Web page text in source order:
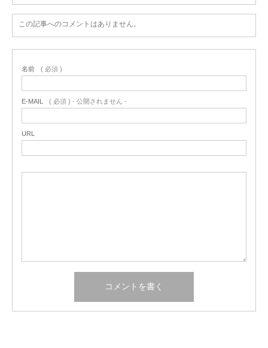
この記事へのコメントはありません。
名前 ( 必須 )
E-MAIL ( 必須 ) - 公開されません -
URL